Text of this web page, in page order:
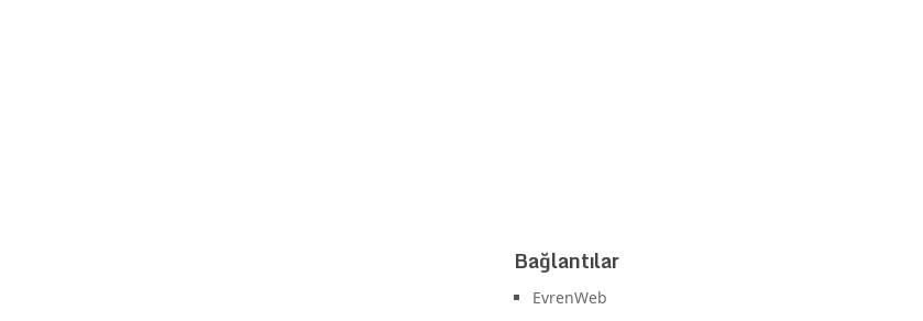
Bağlantılar
EvrenWeb